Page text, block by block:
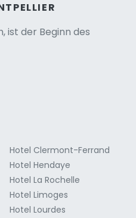
ist der Beginn des
Hotel Clermont-Ferrand
Hotel Hendaye
Hotel La Rochelle
Hotel Limoges
Hotel Lourdes